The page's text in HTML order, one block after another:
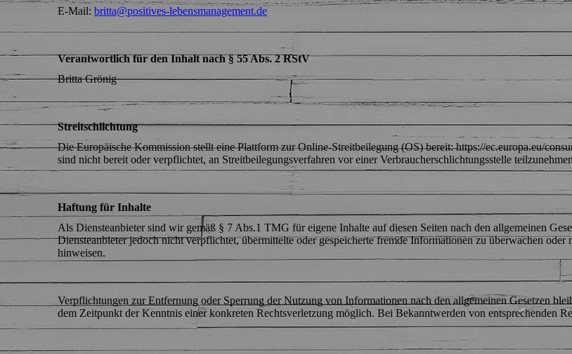
E-Mail: britta@positives-lebensmanagement.de
Verantwortlich für den Inhalt nach § 55 Abs. 2 RStV
Britta Grönig
Streitschlichtung
Die Europäische Kommission stellt eine Plattform zur Online-Streitbeilegung (OS) bereit: https://ec.europa.eu/
sind nicht bereit oder verpflichtet, an Streitbeilegungsverfahren vor einer Verbraucherschlichtungsstelle
Haftung für Inhalte
Als Diensteanbieter sind wir gemäß § 7 Abs.1 TMG für eigene Inhalte auf diesen Seiten nach den allgemeinen
Diensteanbieter jedoch nicht verpflichtet, übermittelte oder gespeicherte fremde Informationen zu überwachen
hinweisen.
Verpflichtungen zur Entfernung oder Sperrung der Nutzung von Informationen nach den allgemeinen Gesetzen
dem Zeitpunkt der Kenntnis einer konkreten Rechtsverletzung möglich. Bei Bekanntwerden von entsprechenden